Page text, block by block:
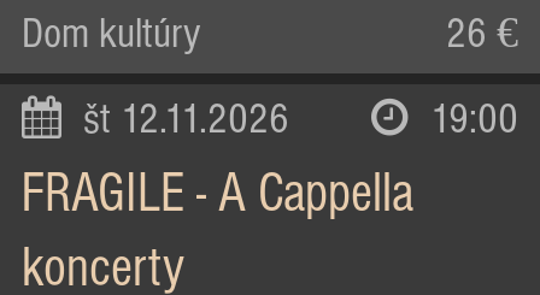
Dom kultúry 26 €
št 12.11.2026 19:00
FRAGILE - A Cappella
koncerty